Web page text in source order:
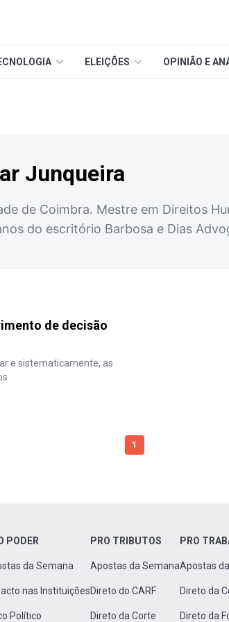
ELEIÇÕES OPINIÃO E
Junqueira
de Coimbra. Mestre em Direitos
do escritório Barbosa e Dias
de decisão
e sistematicamente, as
1
PODER
da Semana
nas Instituições
Político
PRO TRIBUTOS
Apostas da Semana
Direto do CARF
Direto da Corte
PRO
Apostas
Direto da
Direto da